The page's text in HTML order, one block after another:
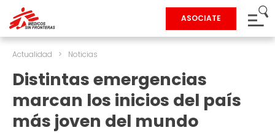
ASOCIATE
Actualidad > Noticias
Distintas emergencias
marcan los inicios del país
más joven del mundo